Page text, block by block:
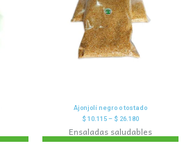
Ajonjolí negro o tostado
$ 10.115 – $ 26.180
Ensaladas saludables